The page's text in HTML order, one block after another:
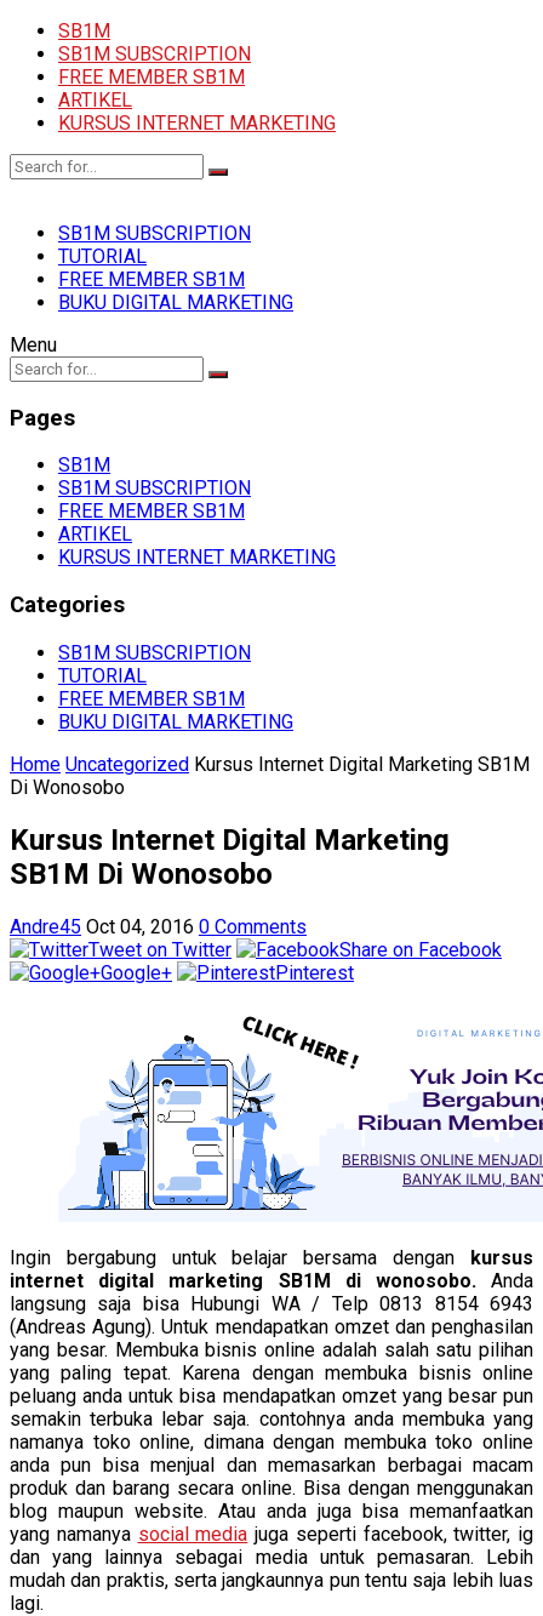
SB1M
SB1M SUBSCRIPTION
FREE MEMBER SB1M
ARTIKEL
KURSUS INTERNET MARKETING
SB1M SUBSCRIPTION
TUTORIAL
FREE MEMBER SB1M
BUKU DIGITAL MARKETING
Menu
Pages
SB1M
SB1M SUBSCRIPTION
FREE MEMBER SB1M
ARTIKEL
KURSUS INTERNET MARKETING
Categories
SB1M SUBSCRIPTION
TUTORIAL
FREE MEMBER SB1M
BUKU DIGITAL MARKETING
Home Uncategorized Kursus Internet Digital Marketing SB1M
Di Wonosobo
Kursus Internet Digital Marketing
SB1M Di Wonosobo
Andre45 Oct 04, 2016 0 Comments
Tweet on Twitter
Share on Facebook
Google+
Pinterest
Ingin bergabung untuk belajar bersama dengan kursus
internet digital marketing SB1M di wonosobo. Anda
langsung saja bisa Hubungi WA / Telp 0813 8154 6943
(Andreas Agung). Untuk mendapatkan omzet dan penghasilan
yang besar. Membuka bisnis online adalah salah satu pilihan
yang paling tepat. Karena dengan membuka bisnis online
peluang anda untuk bisa mendapatkan omzet yang besar pun
semakin terbuka lebar saja. contohnya anda membuka yang
namanya toko online, dimana dengan membuka toko online
anda pun bisa menjual dan memasarkan berbagai macam
produk dan barang secara online. Bisa dengan menggunakan
blog maupun website. Atau anda juga bisa memanfaatkan
yang namanya social media juga seperti facebook, twitter, ig
dan yang lainnya sebagai media untuk pemasaran. Lebih
mudah dan praktis, serta jangkaunnya pun tentu saja lebih luas
lagi.